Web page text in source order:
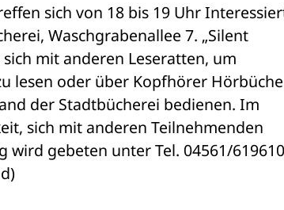
sich von 18 bis 19 Uhr
Waschgrabenallee 7. „Silent
mit anderen Leseratten, um
lesen oder über Kopfhörer
der Stadtbücherei bedienen. Im
sich mit anderen Teilnehmenden
wird gebeten unter Tel. 04561/619610